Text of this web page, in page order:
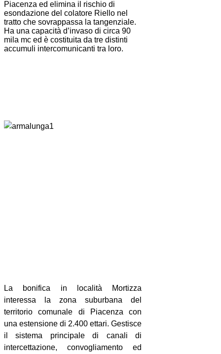
Piacenza ed elimina il rischio di
esondazione del colatore Riello nel
tratto che sovrappassa la tangenziale.
Ha una capacità d’invaso di circa 90
mila mc ed è costituita da tre distinti
accumuli intercomunicanti tra loro.
La bonifica in località Mortizza
interessa la zona suburbana del
territorio comunale di Piacenza con
una estensione di 2.400 ettari. Gestisce
il sistema principale di canali di
intercettazione, convogliamento ed